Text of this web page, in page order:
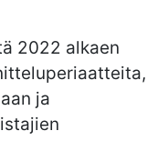
2022 alkaen
ja